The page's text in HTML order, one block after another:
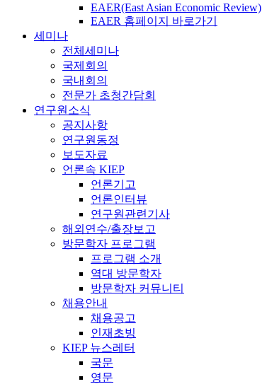
EAER(East Asian Economic Review)
EAER 홈페이지 바로가기
세미나
전체세미나
국제회의
국내회의
전문가 초청간담회
연구원소식
공지사항
연구원동정
보도자료
언론속 KIEP
언론기고
언론인터뷰
연구원관련기사
해외연수/출장보고
방문학자 프로그램
프로그램 소개
역대 방문학자
방문학자 커뮤니티
채용안내
채용공고
인재초빙
KIEP 뉴스레터
국문
영문